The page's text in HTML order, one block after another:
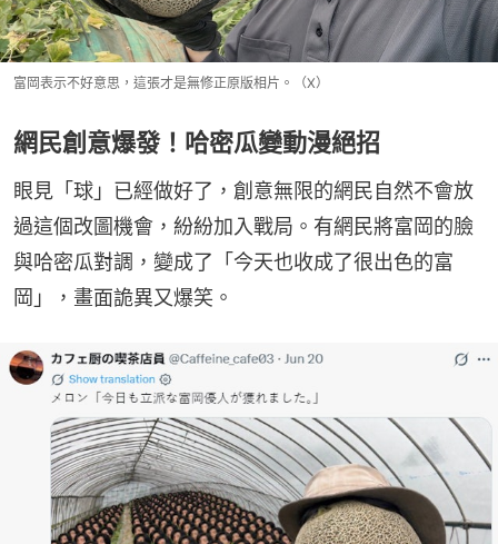
富岡表示不好意思，這張才是無修正原版相片。（X）
網民創意爆發！哈密瓜變動漫絕招
眼見「球」已經做好了，創意無限的網民自然不會放
過這個改圖機會，紛紛加入戰局。有網民將富岡的臉
與哈密瓜對調，變成了「今天也收成了很出色的富
岡」，畫面詭異又爆笑。